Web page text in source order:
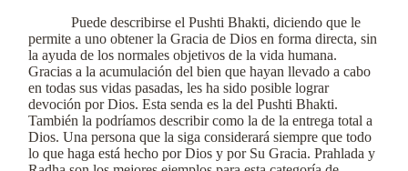
Puede describirse el Pushti Bhakti, diciendo que le
permite a uno obtener la Gracia de Dios en forma directa, sin
la ayuda de los normales objetivos de la vida humana.
Gracias a la acumulación del bien que hayan llevado a cabo
en todas sus vidas pasadas, les ha sido posible lograr
devoción por Dios. Esta senda es la del Pushti Bhakti.
También la podríamos describir como la de la entrega total a
Dios. Una persona que la siga considerará siempre que todo
lo que haga está hecho por Dios y por Su Gracia. Prahlada y